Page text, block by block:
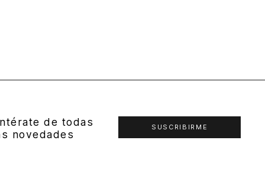
de todas
novedades
SUSCRIBIRME